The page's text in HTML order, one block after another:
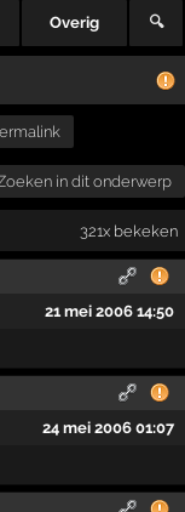
Overig 🔍
in dit onderwerp
321x bekeken
21 mei 2006 14:50
24 mei 2006 01:07